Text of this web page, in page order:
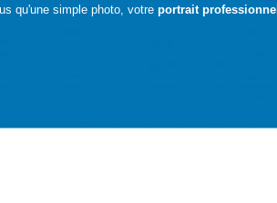
qu'une simple photo, votre portrait professionnel